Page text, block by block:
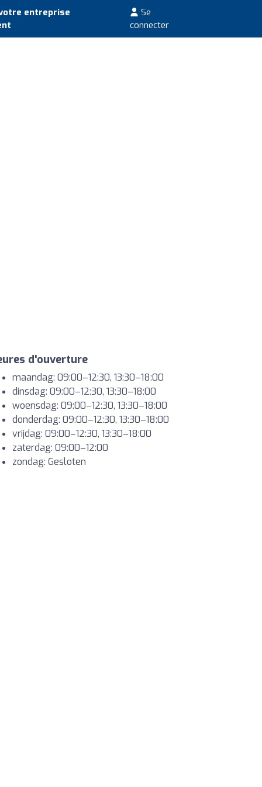
entreprise
Se
connecter
d'ouverture
maandag: 09:00–12:30, 13:30–18:00
dinsdag: 09:00–12:30, 13:30–18:00
woensdag: 09:00–12:30, 13:30–18:00
donderdag: 09:00–12:30, 13:30–18:00
vrijdag: 09:00–12:30, 13:30–18:00
zaterdag: 09:00–12:00
zondag: Gesloten